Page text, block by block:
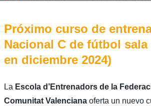
Próximo curso de
Nacional C de fútbol sala
en diciembre 2024)
La Escola d’Entrenadors de la
Comunitat Valencianaoferta un nuevo